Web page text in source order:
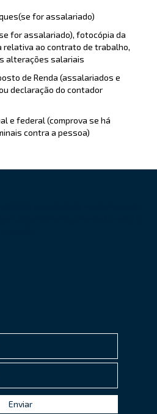
for assalariado)
for assalariado), fotocópia da
relativa ao contrato de trabalho,
alterações salariais
de Renda (assalariados e
declaração do contador
e federal (comprova se há
contra a pessoa)